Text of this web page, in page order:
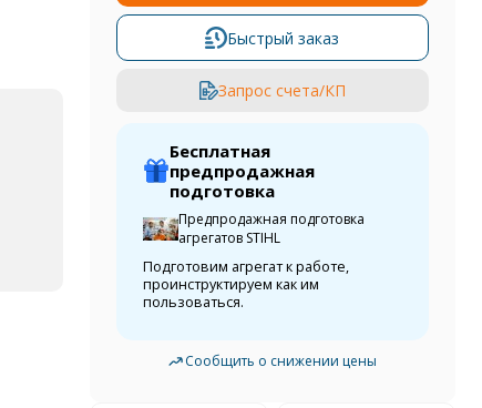
Быстрый заказ
Запрос счета/КП
Бесплатная
предпродажная
подготовка
Предпродажная подготовка
агрегатов STIHL
Подготовим агрегат к работе,
проинструктируем как им
пользоваться.
Сообщить о снижении цены